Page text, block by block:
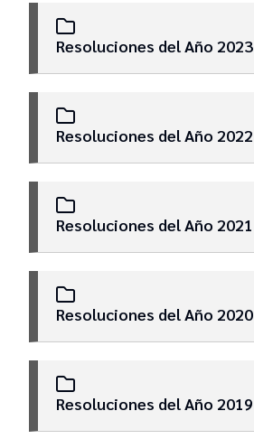
Resoluciones del Año 2023
Resoluciones del Año 2022
Resoluciones del Año 2021
Resoluciones del Año 2020
Resoluciones del Año 2019